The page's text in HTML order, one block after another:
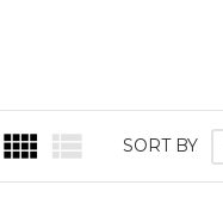
 SORT BY